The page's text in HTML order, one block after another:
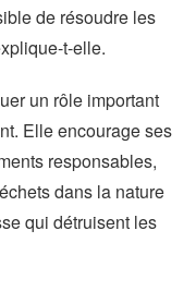
de résoudre les
t-elle.
un rôle important
Elle encourage ses
responsables,
dans la nature
qui détruisent les